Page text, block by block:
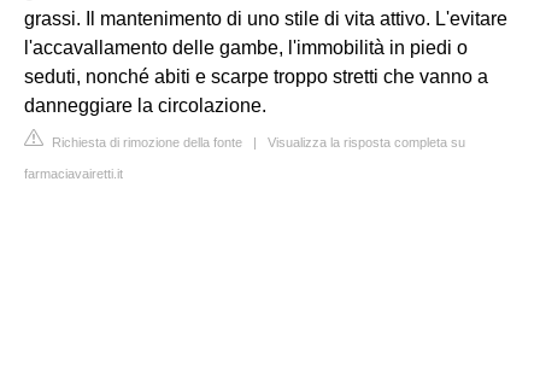
grassi. Il mantenimento di uno stile di vita attivo. L'evitare
l'accavallamento delle gambe, l'immobilità in piedi o
seduti, nonché abiti e scarpe troppo stretti che vanno a
danneggiare la circolazione.
Richiesta di rimozione della fonte | Visualizza la risposta completa su
farmaciavairetti.it